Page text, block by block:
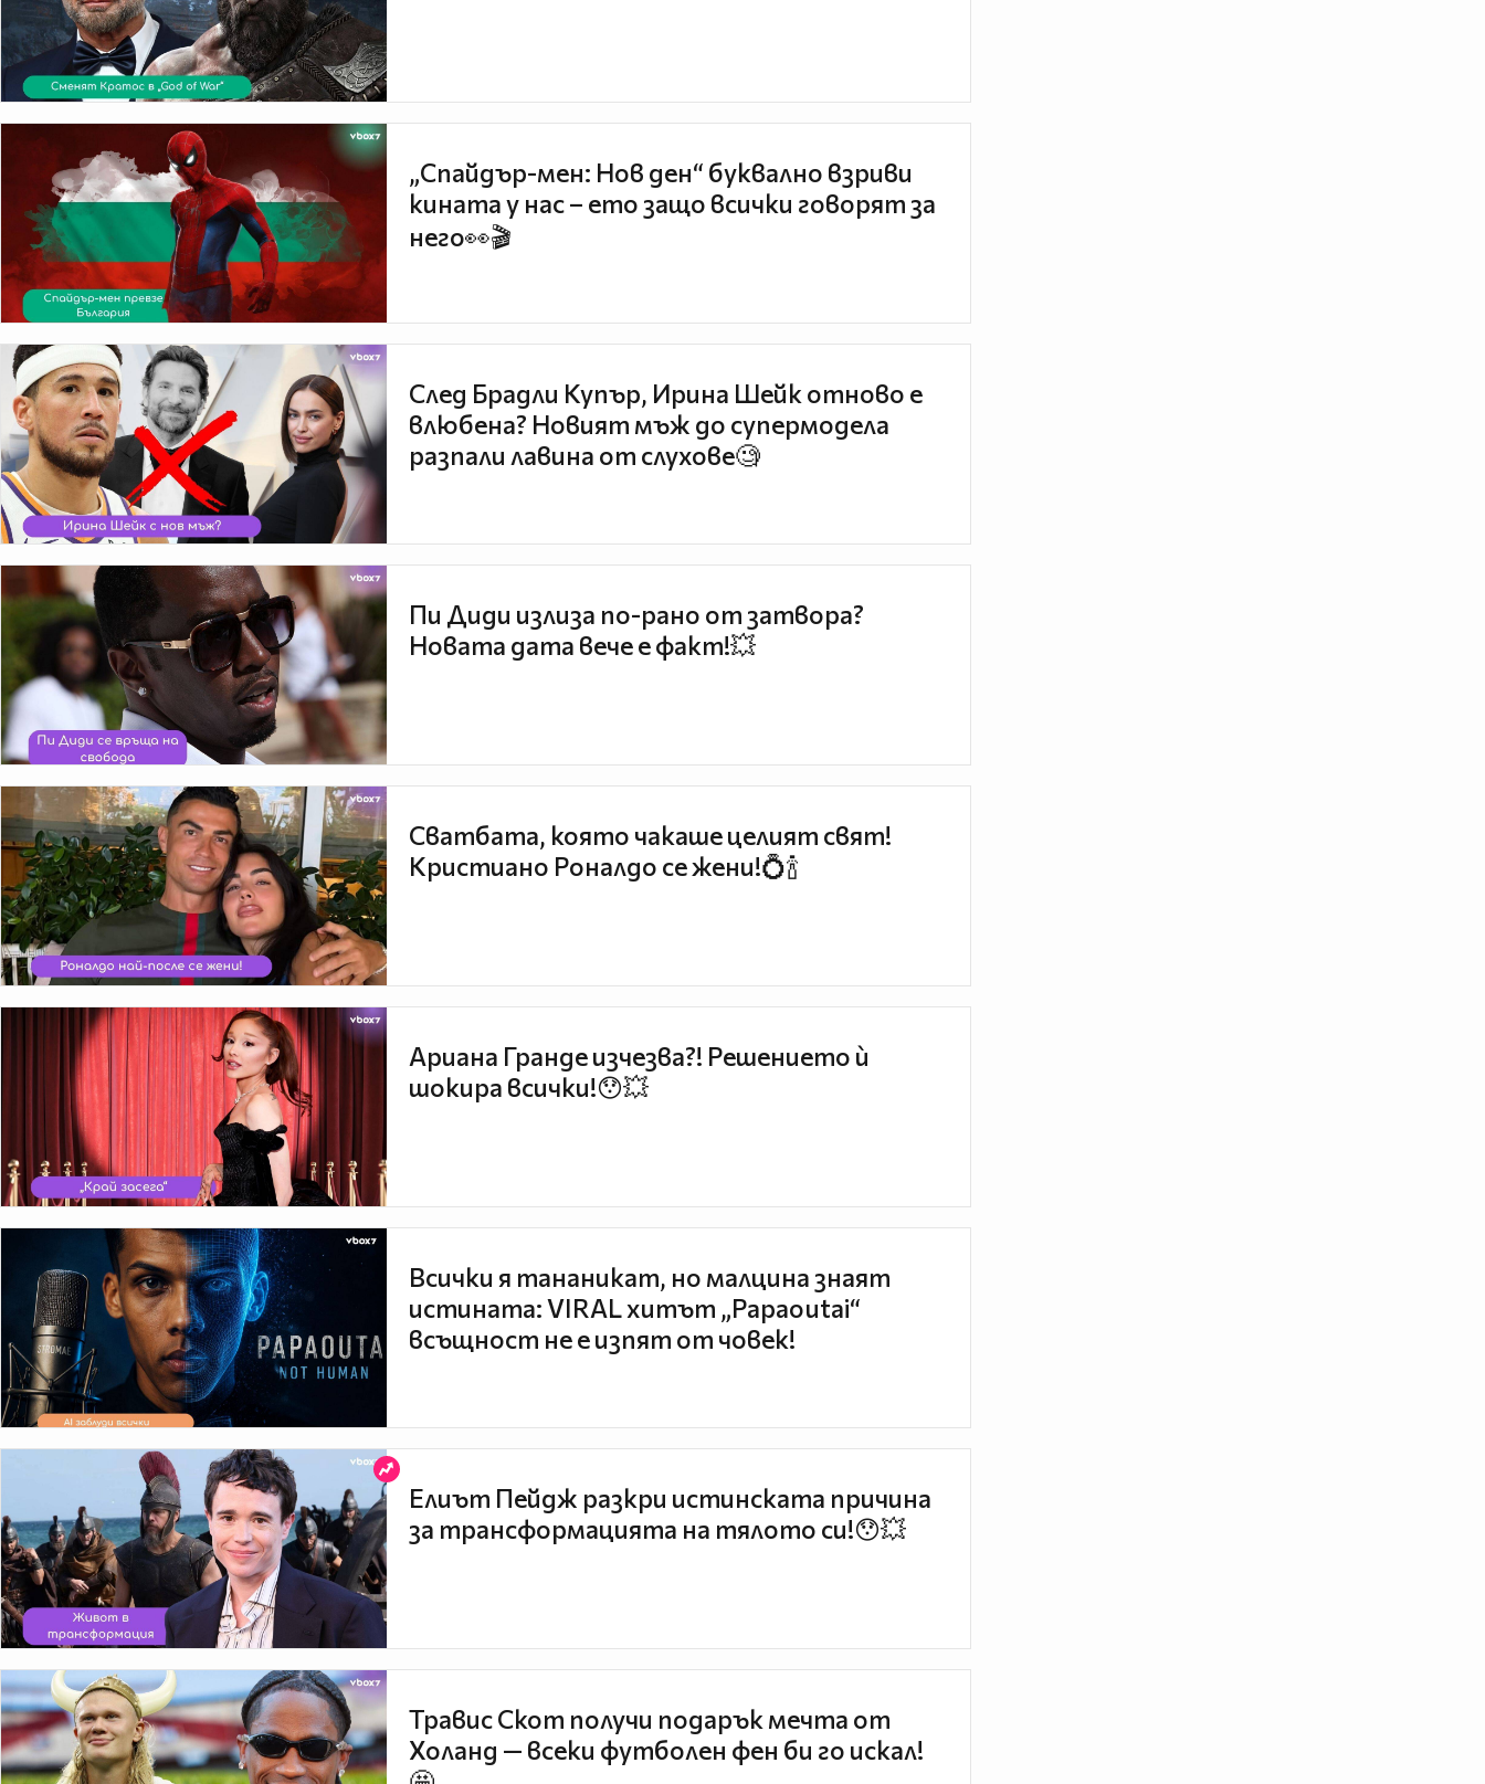
„Спайдър-мен: Нов ден“ буквално взриви
кината у нас – ето защо всички говорят за
него👀🎬
След Брадли Купър, Ирина Шейк отново е
влюбена? Новият мъж до супермодела
разпали лавина от слухове🧐
Пи Диди излиза по-рано от затвора?
Новата дата вече е факт!💥
Сватбата, която чакаше целият свят!
Кристиано Роналдо се жени!💍🍾
Ариана Гранде изчезва?! Решението ѝ
шокира всички!😯💥
Всички я тананикат, но малцина знаят
истината: VIRAL хитът „Papaoutai“
всъщност не е изпят от човек!
Елиът Пейдж разкри истинската причина
за трансформацията на тялото си!😯💥
Травис Скот получи подарък мечта от
Холанд — всеки футболен фен би го искал!